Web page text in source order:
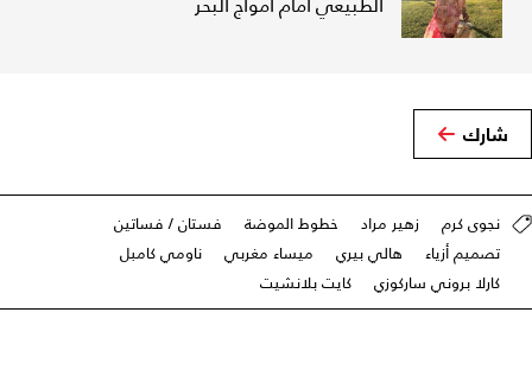
شارك
نجوى كرم زهير مراد خطوط الموضة
فستان / فساتين
تصميم أزياء
هالي بيري ميساء مغربي
ناومي كامبل
كارلا بروني ساركوزي
كايت بلانشيت